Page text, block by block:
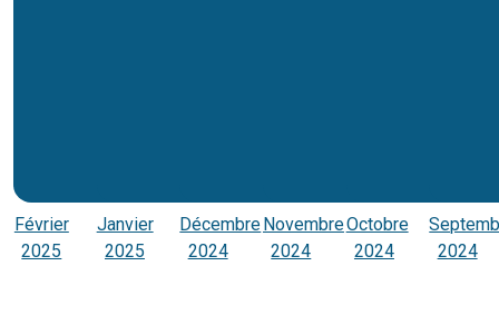
Février
2025
Janvier
2025
Décembre
2024
Novembre
2024
Octobre
2024
2024